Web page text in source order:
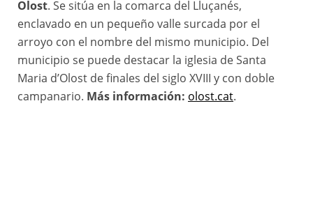
Olost. Se sitúa en la comarca del Lluçanés,
enclavado en un pequeño valle surcada por el
arroyo con el nombre del mismo municipio. Del
municipio se puede destacar la iglesia de Santa
Maria d’Olost de finales del siglo XVIII y con doble
campanario. Más información: olost.cat.